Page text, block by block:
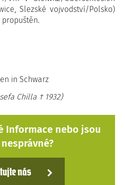
Slezské vojvodství/Polsko)
propuštěn.
in Schwarz
Chilla † 1932)
Informace nebo jsou
nás